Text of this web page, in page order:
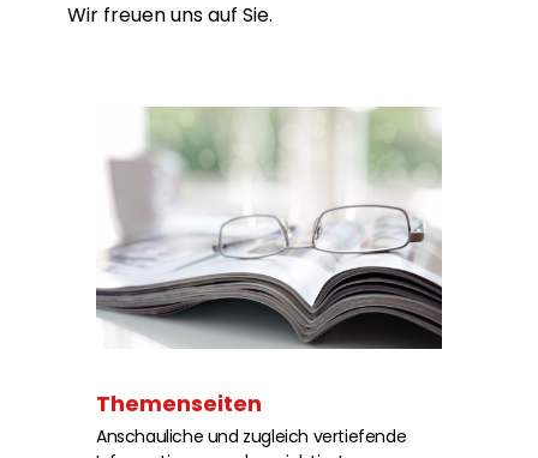
Wir freuen uns auf Sie.
Themenseiten
Anschauliche und zugleich vertiefende